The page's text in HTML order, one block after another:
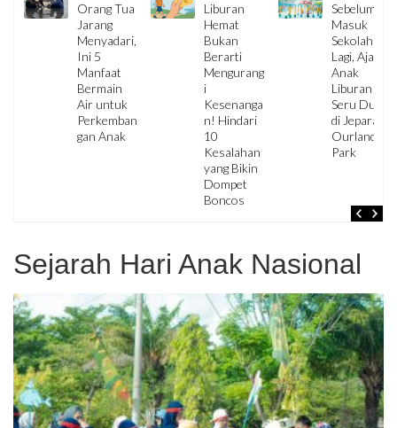
Liburan
Hemat
Bukan
Berarti
Mengurang
i
Kesenanga
n! Hindari
10
Sebelum
Masuk
Sekolah
Lagi, Ajak
Anak
Liburan
Seru Dulu
di Jepara
Ourland
Park
10
Kesalahan
Penumpan
g yang
Sering
Membuat
Perjalanan
Tidak
Nyaman
Sejarah Hari Anak Nasional